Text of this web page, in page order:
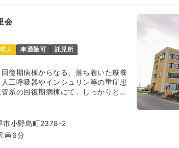
会
人 車通勤可 託児所
復期病棟からなる、落ち着いた療養
工呼吸器やインシュリン等の重症患
系の回復期病棟にて、しっかりと療
ら勤務したい方にはぴったりの環境
市小野島町2378-2
6分